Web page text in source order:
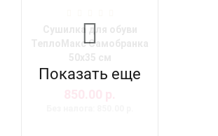
ТеплоМакс Самобранка
Показать еще